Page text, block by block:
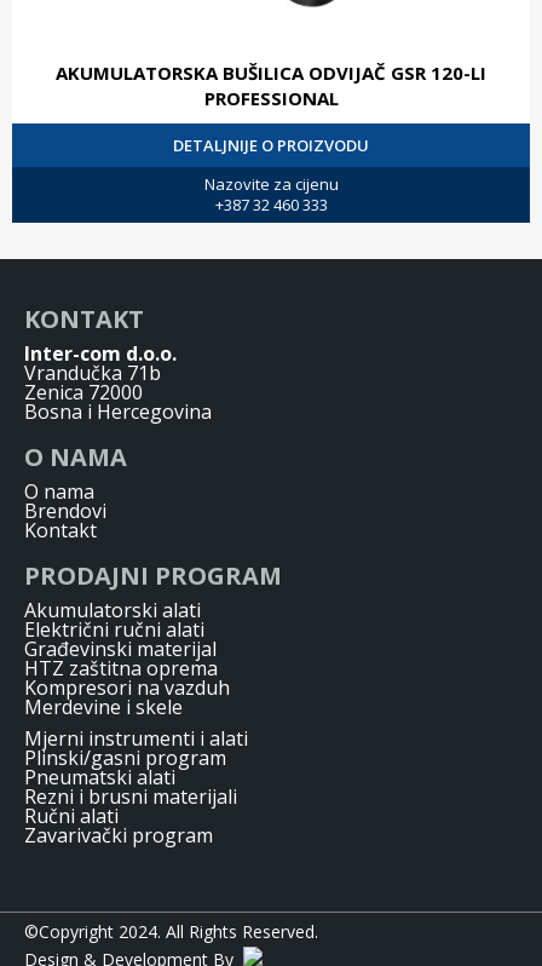
AKUMULATORSKA BUŠILICA ODVIJAČ GSR 120-LI
PROFESSIONAL
DETALJNIJE O PROIZVODU
Nazovite za cijenu
+387 32 460 333
KONTAKT
Inter-com d.o.o.
Vrandučka 71b
Zenica 72000
Bosna i Hercegovina
O NAMA
O nama
Brendovi
Kontakt
PRODAJNI PROGRAM
Akumulatorski alati
Električni ručni alati
Građevinski materijal
HTZ zaštitna oprema
Kompresori na vazduh
Merdevine i skele
Mjerni instrumenti i alati
Plinski/gasni program
Pneumatski alati
Rezni i brusni materijali
Ručni alati
Zavarivački program
©Copyright 2024. All Rights Reserved.
Design & Development By